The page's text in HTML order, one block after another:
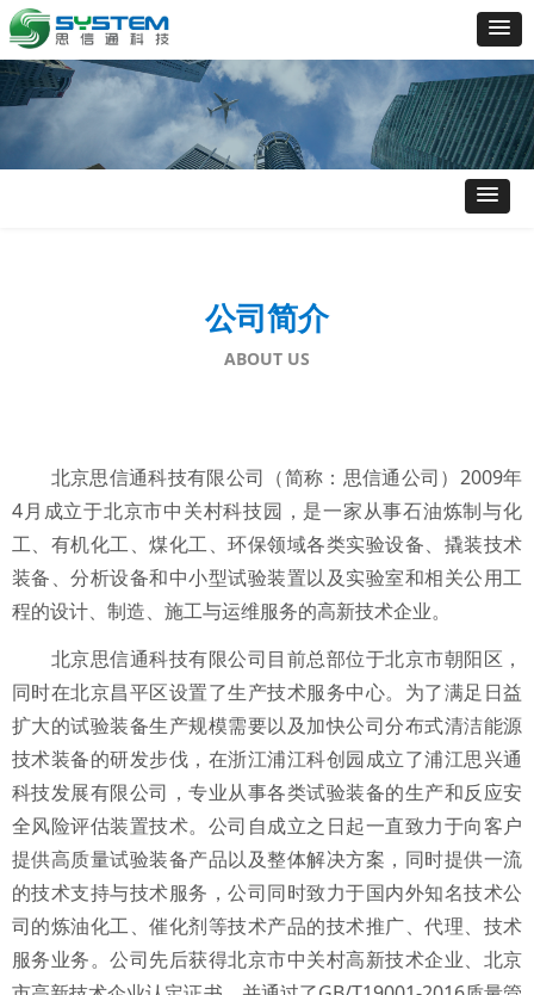
公司简介
ABOUT US
北京思信通科技有限公司（简称：思信通公司）2009年
4月成立于北京市中关村科技园，是一家从事石油炼制与化
工、有机化工、煤化工、环保领域各类实验设备、撬装技术
装备、分析设备和中小型试验装置以及实验室和相关公用工
程的设计、制造、施工与运维服务的高新技术企业。
北京思信通科技有限公司目前总部位于北京市朝阳区，
同时在北京昌平区设置了生产技术服务中心。为了满足日益
扩大的试验装备生产规模需要以及加快公司分布式清洁能源
技术装备的研发步伐，在浙江浦江科创园成立了浦江思兴通
科技发展有限公司，专业从事各类试验装备的生产和反应安
全风险评估装置技术。公司自成立之日起一直致力于向客户
提供高质量试验装备产品以及整体解决方案，同时提供一流
的技术支持与技术服务，公司同时致力于国内外知名技术公
司的炼油化工、催化剂等技术产品的技术推广、代理、技术
服务业务。公司先后获得北京市中关村高新技术企业、北京